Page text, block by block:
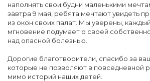
наполнять свои будни маленькими
завтра 9 мая, ребята мечтают увидеть
из окон своих палат. Мы уверены, каждый
мгновение подумает о своей
над опасной болезнью.
Дорогие благотворители, спасибо за
которые не позволяют в повседневной
мимо историй наших детей.